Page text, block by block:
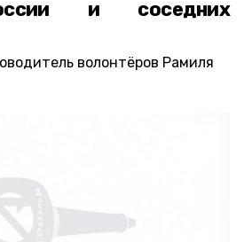
и соседних
волонтёров Рамиля